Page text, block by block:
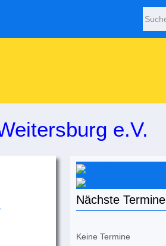
e.V.
Nächste Termine
Keine Termine